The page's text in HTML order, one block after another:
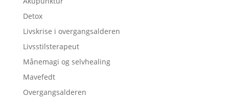
Detox
Livskrise i overgangsalderen
Livsstilsterapeut
Månemagi og selvhealing
Mavefedt
Overgangsalderen